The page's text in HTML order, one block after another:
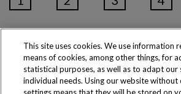
Produkty dostępne
wyłącznie w sklepach
This site uses cookies. We use information
means of cookies, among other things, for
statistical purposes, as well as to adapt our
individual needs. Using our website without